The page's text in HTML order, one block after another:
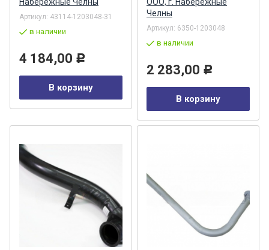
Артикул: 43114-1203048-31
в наличии
4 184,00 Р
В корзину
Челны
Артикул: 6350-1203048
в наличии
2 283,00 Р
В корзину